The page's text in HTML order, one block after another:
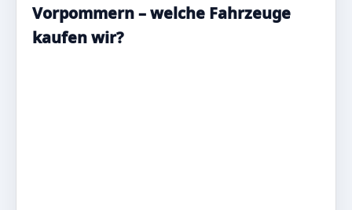
Vorpommern – welche Fahrzeuge
kaufen wir?